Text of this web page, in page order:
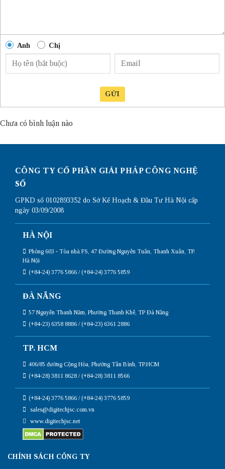
Anh Chị
GỬI
Chưa có bình luận nào
CÔNG TY CỔ PHẦN GIẢI PHÁP CÔNG NGHỆ
SỐ
GPKD số 0102893352 do Sở Kế Hoạch & Đầu Tư Hà Nội cấp
ngày 03/09/2008
HÀ NỘI
Phòng 603 - Tòa nhà FS, 47 Đường Nguyễn Tuân, Thanh Xuân, TP.
Hà Nội
(+84-24) 3776 5866 / (+84-24) 3776 5859
ĐÀ NẴNG
57 Nguyễn Thanh Năm, Phường Thanh Khê, TP Đà Nẵng
(+84-23) 6358 8886 / (+84-23) 6361 2886
TP. HCM
406/85 đường Cộng Hòa, Phường Tân Bình, TP.HCM
(+84-28) 3811 8628 / (+84-28) 3811 8566
(+84-24) 3776 5866 / (+84-24) 3776 5859
sales@digitechjsc.com.vn
www.digitechjsc.net
CHÍNH SÁCH CÔNG TY